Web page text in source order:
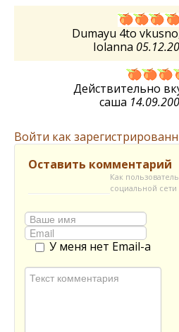
Dumayu 4to
Iolanna
Действительно
саша
Войти как
Оставить комментарий
Как пользователь
социальной сети
У меня нет Email-а